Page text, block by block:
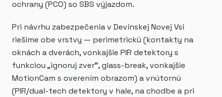
ochrany (PCO) so SBS výjazdom.
Pri návrhu zabezpečenia v Devínskej Novej Vsi
riešime obe vrstvy — perimetrickú (kontakty na
oknách a dverách, vonkajšie PIR detektory s
funkciou „ignoruj zver", glass-break, vonkajšie
MotionCam s overením obrazom) a vnútornú
(PIR/dual-tech detektory v hale, na chodbe a pri